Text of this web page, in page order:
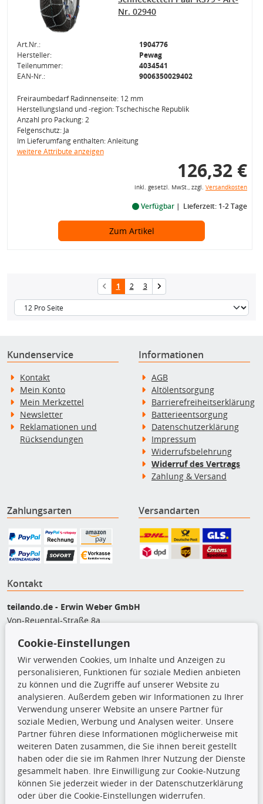
Nr. 02940
Art.Nr.:
1904776
Hersteller:
Pewag
Teilenummer:
4034541
EAN-Nr.:
9006350029402
Freiraumbedarf Radinnenseite: 12 mm
Herstellungsland und -region: Tschechische Republik
Anzahl pro Packung: 2
Felgenschutz: Ja
Im Lieferumfang enthalten: Anleitung
weitere Attribute anzeigen
126,32 €
inkl. gesetzl. MwSt., zzgl. Versandkosten
Verfügbar Lieferzeit: 1-2 Tage
Zum Artikel
1 2 3
Kundenservice
Kontakt
Mein Konto
Mein Merkzettel
Newsletter
Reklamationen und
Rücksendungen
Informationen
AGB
Altölentsorgung
Barrierefreiheitserklärung
Batterieentsorgung
Datenschutzerklärung
Impressum
Widerrufsbelehrung
Widerruf des Vertrags
Zahlung & Versand
Zahlungsarten Versandarten
Kontakt
teilando.de - Erwin Weber GmbH
Von-Reuental-Straße 8a
+49 (0) 8165 / 5093200
shop@teilando.de
Top Produkte
Beleuchtung
Bremsbeläge
Bremsscheiben
Kupplungssatz
Querlenker
Radlager
Stoßdämpfer
Cookie-Einstellungen
Wir verwenden Cookies, um Inhalte und Anzeigen zu
personalisieren, Funktionen für soziale Medien anbieten
zu können und die Zugriffe auf unserer Website zu
analysieren. Außerdem geben wir Informationen zu Ihrer
Verwendung unserer Website an unsere Partner für
soziale Medien, Werbung und Analysen weiter. Unsere
Partner führen diese Informationen möglicherweise mit
weiteren Daten zusammen, die Sie ihnen bereit gestellt
haben oder die sie im Rahmen Ihrer Nutzung der Dienste
gesammelt haben. Ihre Einwilligung zur Cookie-Nutzung
können Sie jederzeit wieder in der Datenschutzerklärung
oder über die Cookie-Einstellungen widerrufen.